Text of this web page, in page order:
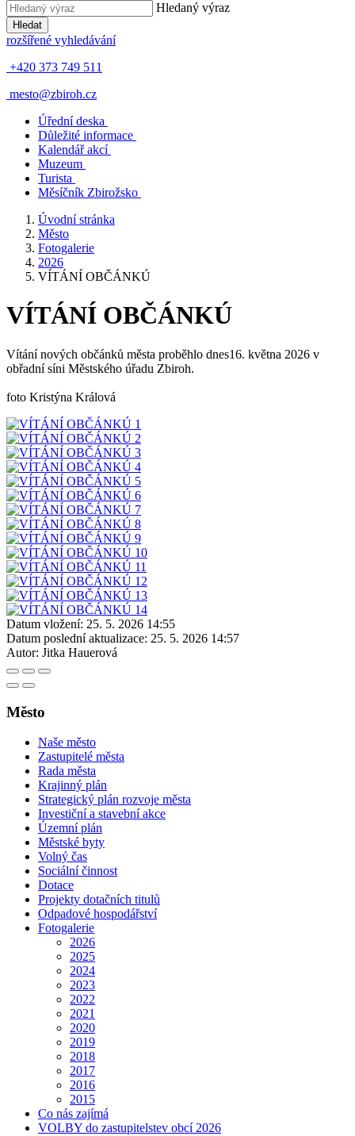
Hledaný výraz
Hledat
rozšířené vyhledávání
+420 373 749 511
mesto@zbiroh.cz
Úřední deska
Důležité informace
Kalendář akcí
Muzeum
Turista
Měsíčník Zbirožsko
Úvodní stránka
Město
Fotogalerie
2026
VÍTÁNÍ OBČÁNKÚ
VÍTÁNÍ OBČÁNKÚ
Vítání nových občánků města proběhlo dnes16. května 2026 v
obřadní síni Městského úřadu Zbiroh.
foto Kristýna Králová
Datum vložení: 25. 5. 2026 14:55
Datum poslední aktualizace: 25. 5. 2026 14:57
Autor: Jitka Hauerová
Město
Naše město
Zastupitelé města
Rada města
Krajinný plán
Strategický plán rozvoje města
Investiční a stavební akce
Územní plán
Městské byty
Volný čas
Sociální činnost
Dotace
Projekty dotačních titulů
Odpadové hospodářství
Fotogalerie
2026
2025
2024
2023
2022
2021
2020
2019
2018
2017
2016
2015
Co nás zajímá
VOLBY do zastupitelstev obcí 2026